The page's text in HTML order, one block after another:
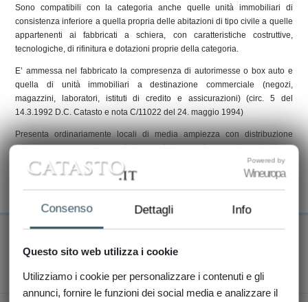
Sono compatibili con la categoria anche quelle unità immobiliari di
consistenza inferiore a quella propria delle abitazioni di tipo civile a quelle
appartenenti ai fabbricati a schiera, con caratteristiche costruttive,
tecnologiche, di rifinitura e dotazioni proprie della categoria.
E’ ammessa nel fabbricato la compresenza di autorimesse o box auto e
quella di unità immobiliari a destinazione commerciale (negozi,
magazzini, laboratori, istituti di credito e assicurazioni) (circ. 5 del
14.3.1992 D.C. Catasto e nota C/11022 del 24. maggio 1994)
Presenta ordinariamente locali di media ampiezza con distribuzione
interna e opere esterne di buona fattura, collegamenti verticali ed
orizzontali ampi e ben illuminati.
Le rifiniture sono di buona o ottima fattura, così come i materiali impiegati.
Visure Catastali direttamente On Line
Powered by
Wineuropa
Consenso Dettagli Info
Questo sito web utilizza i cookie
Utilizziamo i cookie per personalizzare i contenuti e gli
annunci, fornire le funzioni dei social media e analizzare il